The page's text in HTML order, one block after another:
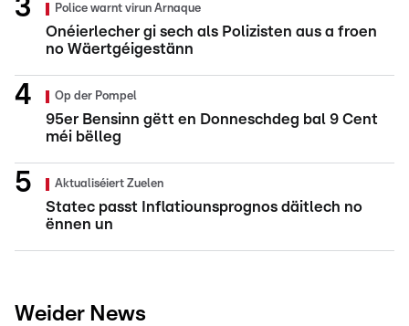
Police warnt virun Arnaque
Onéierlecher gi sech als Polizisten aus a froen
no Wäertgéigestänn
Op der Pompel
95er Bensinn gëtt en Donneschdeg bal 9 Cent
méi bëlleg
Aktualiséiert Zuelen
Statec passt Inflatiounsprognos däitlech no
ënnen un
Weider News